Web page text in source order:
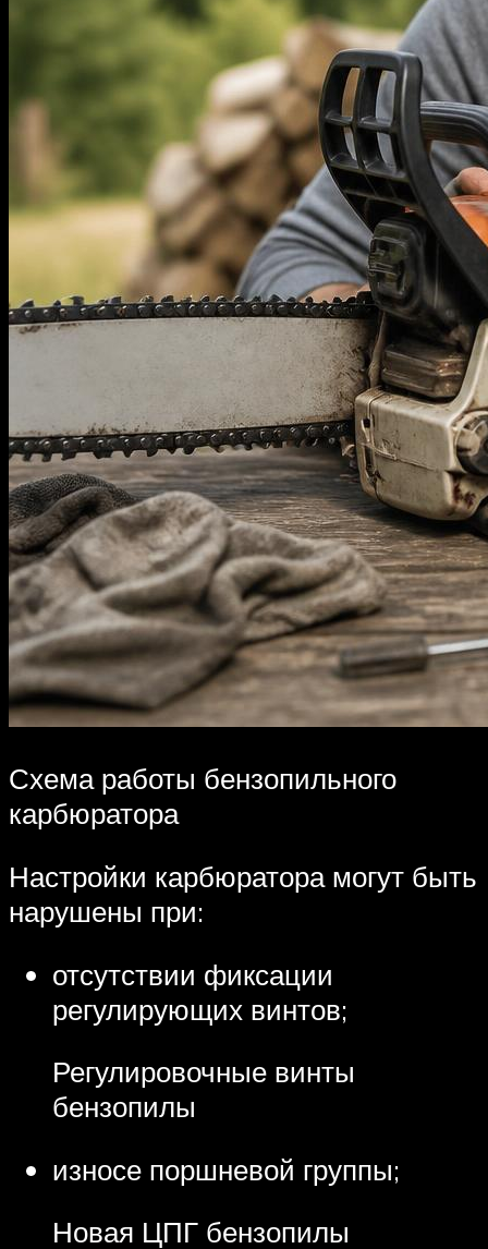
Схема работы бензопильного
карбюратора
Настройки карбюратора могут быть
нарушены при:
отсутствии фиксации
регулирующих винтов;
Регулировочные винты
бензопилы
износе поршневой группы;
Новая ЦПГ бензопилы